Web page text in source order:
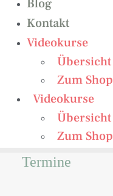
Blog
Kontakt
Videokurse
Übersicht
Zum Shop
Videokurse
Übersicht
Zum Shop
Termine